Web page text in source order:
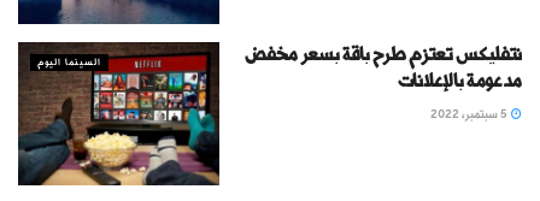
السينما اليوم
نتفليكس تعتزم طرح باقة بسعر مخفض
مدعومة بالإعلانات